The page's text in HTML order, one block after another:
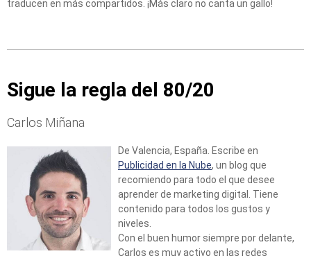
traducen en más compartidos. ¡Más claro no canta un gallo!
Sigue la regla del 80/20
Carlos Miñana
De Valencia, España. Escribe en
Publicidad en la Nube, un blog que
recomiendo para todo el que desee
aprender de marketing digital. Tiene
contenido para todos los gustos y
niveles.
Con el buen humor siempre por delante,
Carlos es muy activo en las redes